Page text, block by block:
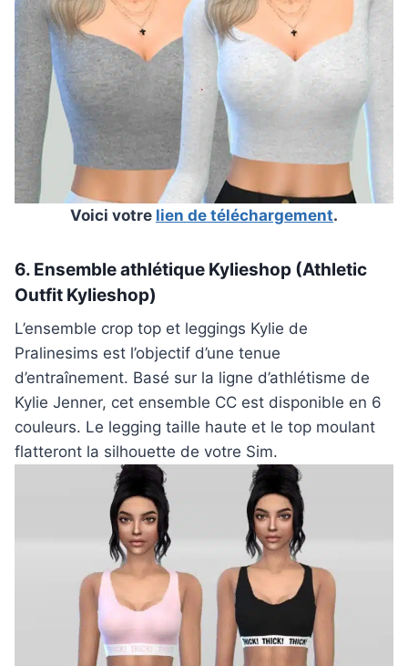
Voici votre lien de téléchargement.
6. Ensemble athlétique Kylieshop (Athletic
Outfit Kylieshop)
L’ensemble crop top et leggings Kylie de
Pralinesims est l’objectif d’une tenue
d’entraînement. Basé sur la ligne d’athlétisme de
Kylie Jenner, cet ensemble CC est disponible en 6
couleurs. Le legging taille haute et le top moulant
flatteront la silhouette de votre Sim.